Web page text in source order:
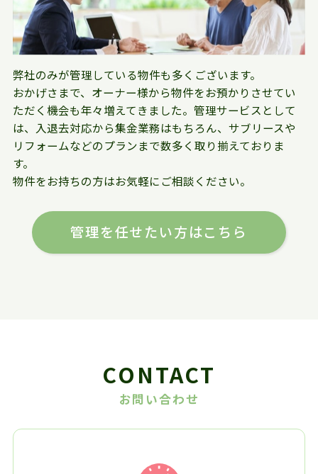
弊社のみが管理している物件も多くございます。
おかげさまで、オーナー様から物件をお預かりさせてい
ただく機会も年々増えてきました。管理サービスとして
は、入退去対応から集金業務はもちろん、サブリースや
リフォームなどのプランまで数多く取り揃えておりま
す。
物件をお持ちの方はお気軽にご相談ください。
管理を任せたい方はこちら
CONTACT
お問い合わせ